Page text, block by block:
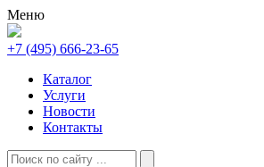
Меню
+7 (495) 666-23-65
Каталог
Услуги
Новости
Контакты